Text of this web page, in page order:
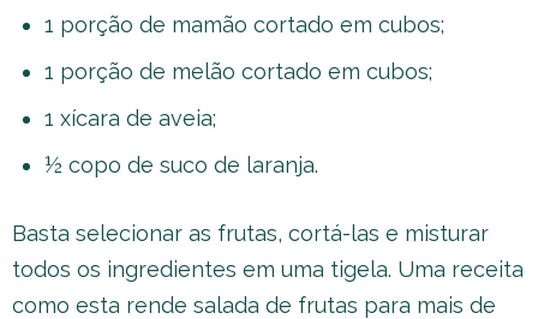
1 porção de mamão cortado em cubos;
1 porção de melão cortado em cubos;
1 xícara de aveia;
½ copo de suco de laranja.
Basta selecionar as frutas, cortá-las e misturar
todos os ingredientes em uma tigela. Uma receita
como esta rende salada de frutas para mais de